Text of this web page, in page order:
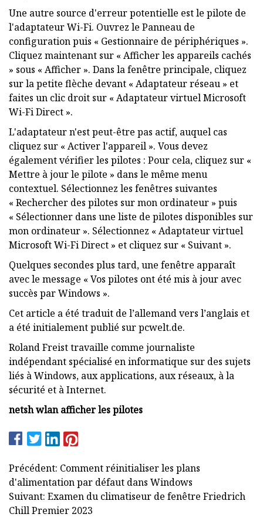
Une autre source d'erreur potentielle est le pilote de
l'adaptateur Wi-Fi. Ouvrez le Panneau de
configuration puis « Gestionnaire de périphériques ».
Cliquez maintenant sur « Afficher les appareils cachés
» sous « Afficher ». Dans la fenêtre principale, cliquez
sur la petite flèche devant « Adaptateur réseau » et
faites un clic droit sur « Adaptateur virtuel Microsoft
Wi-Fi Direct ».
L'adaptateur n'est peut-être pas actif, auquel cas
cliquez sur « Activer l'appareil ». Vous devez
également vérifier les pilotes : Pour cela, cliquez sur «
Mettre à jour le pilote » dans le même menu
contextuel. Sélectionnez les fenêtres suivantes
« Rechercher des pilotes sur mon ordinateur » puis
« Sélectionner dans une liste de pilotes disponibles sur
mon ordinateur ». Sélectionnez « Adaptateur virtuel
Microsoft Wi-Fi Direct » et cliquez sur « Suivant ».
Quelques secondes plus tard, une fenêtre apparaît
avec le message « Vos pilotes ont été mis à jour avec
succès par Windows ».
Cet article a été traduit de l’allemand vers l’anglais et
a été initialement publié sur pcwelt.de.
Roland Freist travaille comme journaliste
indépendant spécialisé en informatique sur des sujets
liés à Windows, aux applications, aux réseaux, à la
sécurité et à Internet.
netsh wlan afficher les pilotes
Précédent: Comment réinitialiser les plans
d'alimentation par défaut dans Windows
Suivant: Examen du climatiseur de fenêtre Friedrich
Chill Premier 2023